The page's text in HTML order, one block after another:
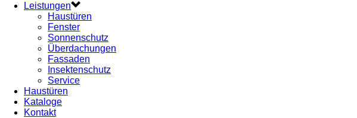
Leistungen
Haustüren
Fenster
Sonnenschutz
Überdachungen
Fassaden
Insektenschutz
Service
Haustüren
Kataloge
Kontakt